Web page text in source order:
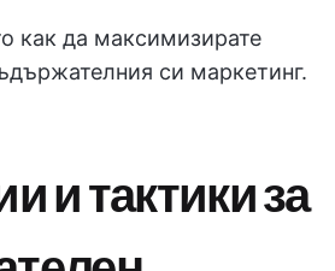
как да максимизирате
си маркетинг.
и тактики за